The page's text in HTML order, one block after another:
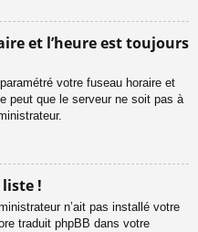
et l’heure est toujours
votre fuseau horaire et
peut que le serveur ne soit pas à
liste !
n’ait pas installé votre
traduit phpBB dans votre